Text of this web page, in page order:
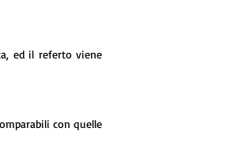
ed il referto viene
con quelle